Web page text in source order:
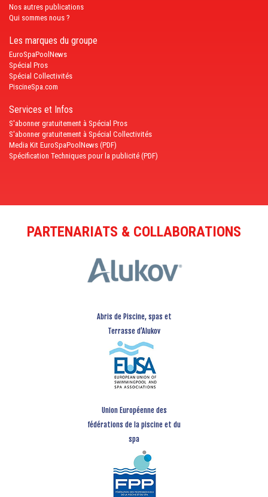
Nos autres publications
Qui sommes nous ?
Les marques du groupe
EuroSpaPoolNews
Spécial Pros
Spécial Collectivités
PiscineSpa.com
Services et Infos
S'abonner gratuitement à Spécial Pros
S'abonner gratuitement à Spécial Collectivités
Media Kit EuroSpaPoolNews (PDF)
Spécification Techniques pour la publicité (PDF)
PARTENARIATS & COLLABORATIONS
Abris de Piscine, spas et
Terrasse d’Alukov
Union Européenne des
fédérations de la piscine et du
spa